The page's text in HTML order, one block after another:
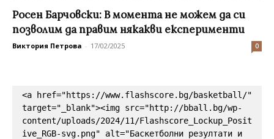
Росен Барчовски: В момента не можем да си
позволим да правим някакви експерименти
Виктория Петрова - 17/02/2025 0
<a href="https://www.flashscore.bg/basketball/"
target="_blank"><img src="http://bball.bg/wp-
content/uploads/2024/11/Flashscore_Lockup_Posit
ive_RGB-svg.png" alt="Баскетболни резултати и